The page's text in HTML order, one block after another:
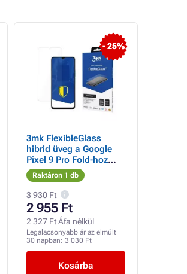
- 25%
3mk FlexibleGlass
hibrid üveg a Google
Pixel 9 Pro Fold-hoz
(előlap)
Raktáron 1 db
3 930 Ft
2 955 Ft
2 327 Ft Áfa nélkül
Legalacsonyabb ár az elmúlt
30 napban: 3 030 Ft
Kosárba